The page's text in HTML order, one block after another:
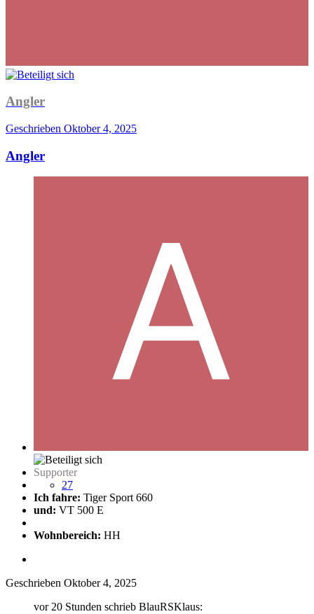
Angler
Geschrieben Oktober 4, 2025
Angler
Supporter
27
Ich fahre: Tiger Sport 660
und: VT 500 E
Wohnbereich: HH
Geschrieben Oktober 4, 2025
vor 20 Stunden schrieb BlauRSKlaus: